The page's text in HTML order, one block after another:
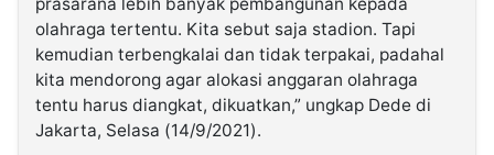
olahraga tertentu. Kita sebut saja stadion. Tapi
kemudian terbengkalai dan tidak terpakai, padahal
kita mendorong agar alokasi anggaran olahraga
tentu harus diangkat, dikuatkan,” ungkap Dede di
Jakarta, Selasa (14/9/2021).